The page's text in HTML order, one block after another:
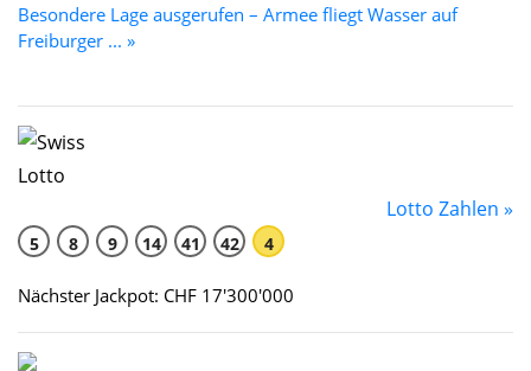
Besondere Lage ausgerufen – Armee fliegt Wasser auf
Freiburger ... »
Lotto Zahlen »
5 8 9 14 41 42 4
Nächster Jackpot: CHF 17'300'000